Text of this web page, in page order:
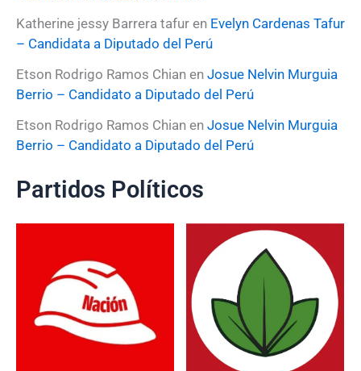
Katherine jessy Barrera tafur en Evelyn Cardenas Tafur
– Candidata a Diputado del Perú
Etson Rodrigo Ramos Chian en Josue Nelvin Murguia
Berrio – Candidato a Diputado del Perú
Etson Rodrigo Ramos Chian en Josue Nelvin Murguia
Berrio – Candidato a Diputado del Perú
Partidos Políticos